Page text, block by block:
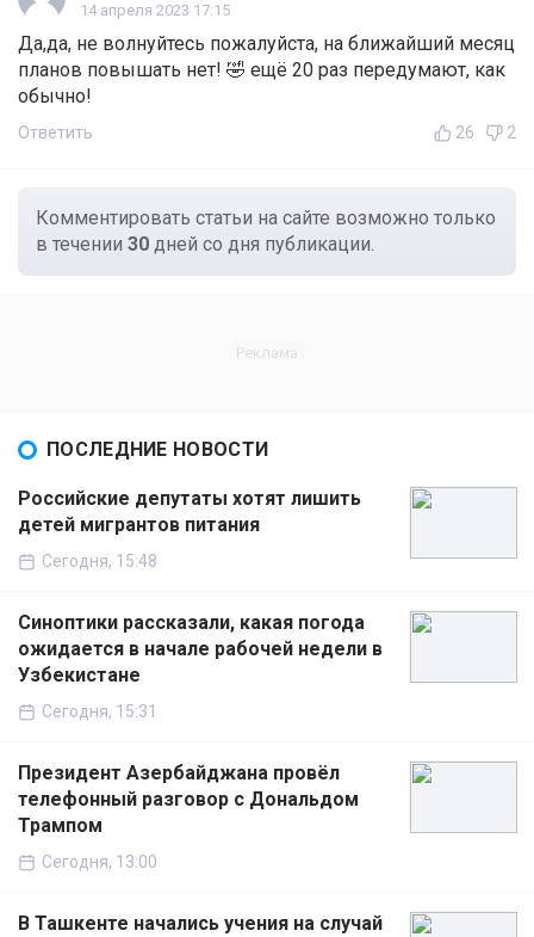
14 апреля 2023 17:15
Да,да, не волнуйтесь пожалуйста, на ближайший месяц
планов повышать нет! 🤣 ещё 20 раз передумают, как
обычно!
Ответить 26 2
Комментировать статьи на сайте возможно только
в течении 30 дней со дня публикации.
ПОСЛЕДНИЕ НОВОСТИ
Российские депутаты хотят лишить
детей мигрантов питания
Сегодня, 15:48
Синоптики рассказали, какая погода
ожидается в начале рабочей недели в
Узбекистане
Сегодня, 15:31
Президент Азербайджана провёл
телефонный разговор с Дональдом
Трампом
Сегодня, 13:00
В Ташкенте начались учения на случай